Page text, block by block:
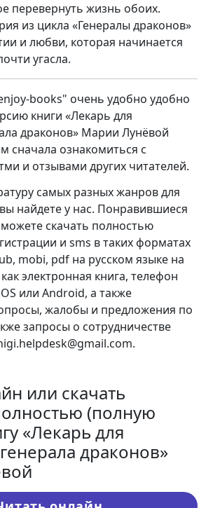
перевернуть жизнь обоих.
из цикла «Генералы драконов»
и любви, которая начинается
угасла.
books" очень удобно удобно
книги «Лекарь для
драконов» Марии Лунёвой
сначала ознакомиться с
и отзывами других читателей.
самых разных жанров для
найдете у нас. Понравившиеся
скачать полностью
и sms в таких форматах
mobi, pdf на русском языке на
электронная книга, телефон
или Android, а также
жалобы и предложения по
запросы о сотрудничестве
или скачать
(полную
«Лекарь для
драконов»